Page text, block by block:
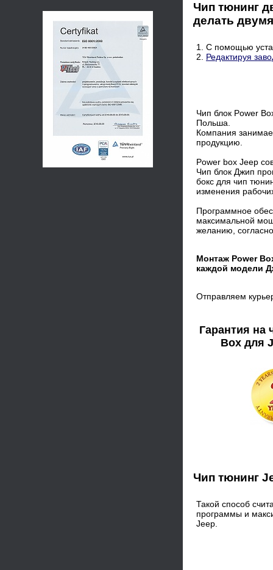
Чип тюнинг
делать
1. С помощью
2. Редактируя
Чип блок Power
Польша.
Компания
продукцию.
Power box Jeep
Чип блок Джип
бокс для чип
изменения
Программное
максимальной
желанию,
Монтаж Power
каждой модели
Отправляем
Гарантия на
Box для
Чип тюнинг
Такой способ
программы и
Jeep.